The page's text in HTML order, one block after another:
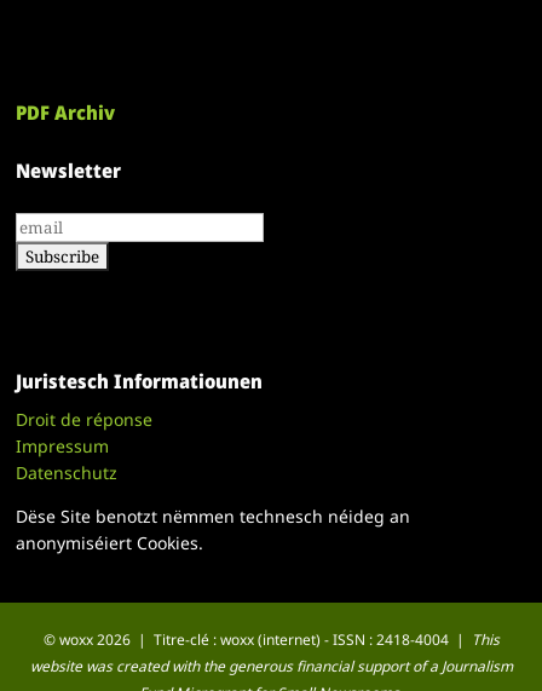
PDF Archiv
Newsletter
Juristesch Informatiounen
Droit de réponse
Impressum
Datenschutz
Dëse Site benotzt nëmmen technesch néideg an
anonymiséiert Cookies.
© woxx 2026 | Titre-clé : woxx (internet) - ISSN : 2418-4004 |
This
website was created with the generous financial support of a Journalism